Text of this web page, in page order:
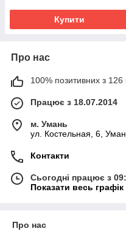
Купити
Про нас
100% позитивних з 126
Працює з 18.07.2014
м. Умань
ул. Костельная, 6,
Контакти
Сьогодні працює з
Показати весь
Про нас